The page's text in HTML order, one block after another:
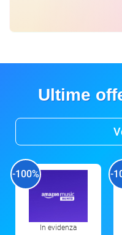
Ultime
-100%
In evidenza
-